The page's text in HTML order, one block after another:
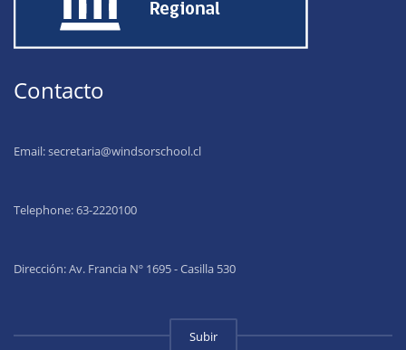
Contacto
Email:secretaria@windsorschool.cl
Telephone: 63-2220100
Dirección: Av. Francia Nº 1695 - Casilla 530
Subir